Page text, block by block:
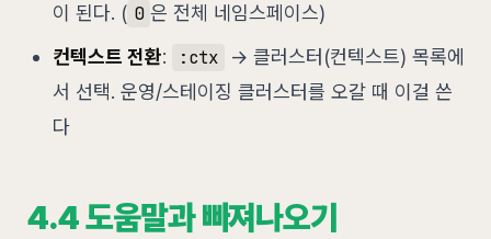
이 된다. ( 0 은 전체 네임스페이스)
컨텍스트 전환: :ctx
→ 클러스터(컨텍스트) 목록에
서 선택. 운영/스테이징 클러스터를 오갈 때 이걸 쓴
다
4.4 도움말과 빠져나오기